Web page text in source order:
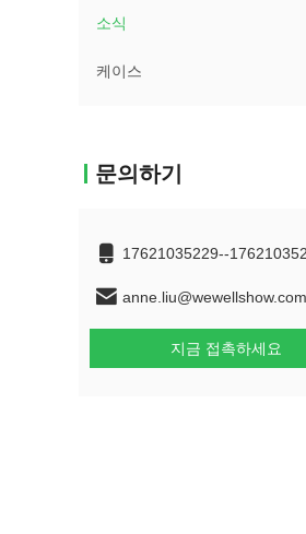
소식
케이스
문의하기
17621035229--
anne.liu@wewellshow.com
지금 접촉하세요